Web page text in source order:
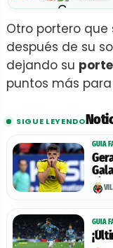
Otro portero
después de su
dejando su
puntos más
SIGUE LEYENDO
GUIA
Galatasaray
GUIA